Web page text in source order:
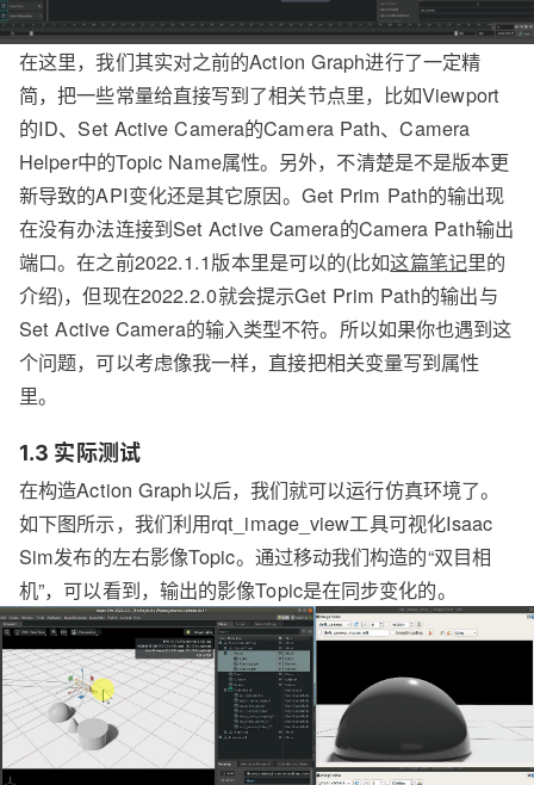
在这里，我们其实对之前的Action Graph进行了一定精
简，把一些常量给直接写到了相关节点里，比如Viewport
的ID、Set Active Camera的Camera Path、Camera
Helper中的Topic Name属性。另外，不清楚是不是版本更
新导致的API变化还是其它原因。Get Prim Path的输出现
在没有办法连接到Set Active Camera的Camera Path输出
端口。在之前2022.1.1版本里是可以的(比如这篇笔记里的
介绍)，但现在2022.2.0就会提示Get Prim Path的输出与
Set Active Camera的输入类型不符。所以如果你也遇到这
个问题，可以考虑像我一样，直接把相关变量写到属性
里。
1.3 实际测试
在构造Action Graph以后，我们就可以运行仿真环境了。
如下图所示，我们利用rqt_image_view工具可视化Isaac
Sim发布的左右影像Topic。通过移动我们构造的“双目相
机”，可以看到，输出的影像Topic是在同步变化的。